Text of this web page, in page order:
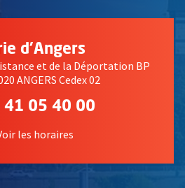
d'Angers
et de la Déportation BP
ANGERS Cedex 02
41 05 40 00
les horaires